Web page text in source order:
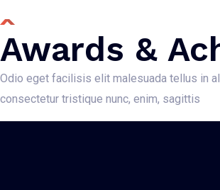
Awards &
Odio eget facilisis elit malesuada tellus in
consectetur tristique nunc, enim, sagittis